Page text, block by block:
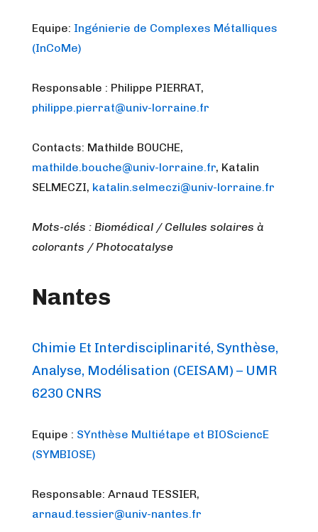
Equipe: Ingénierie de Complexes Métalliques
(InCoMe)
Responsable : Philippe PIERRAT,
philippe.pierrat@univ-lorraine.fr
Contacts: Mathilde BOUCHE,
mathilde.bouche@univ-lorraine.fr, Katalin
SELMECZI, katalin.selmeczi@univ-lorraine.fr
Mots-clés : Biomédical / Cellules solaires à
colorants / Photocatalyse
Nantes
Chimie Et Interdisciplinarité, Synthèse,
Analyse, Modélisation (CEISAM) – UMR
6230 CNRS
Equipe : SYnthèse Multiétape et BIOSciencE
(SYMBIOSE)
Responsable: Arnaud TESSIER,
arnaud.tessier@univ-nantes.fr